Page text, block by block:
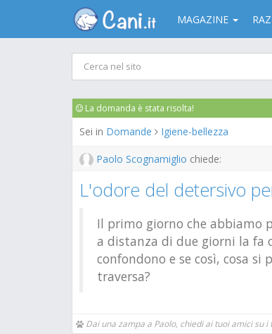
MAGAZINE
La domanda è stata risolta!
Sei in Domande Igiene-bellezza
Paolo Scognamiglio chiede:
L'odore del detersivo
Il primo giorno che abbiamo
a distanza di due giorni la fa
confondono e se così, cosa
traversa?
Dai una zampa a Paolo, chiedi ai tuoi amici su